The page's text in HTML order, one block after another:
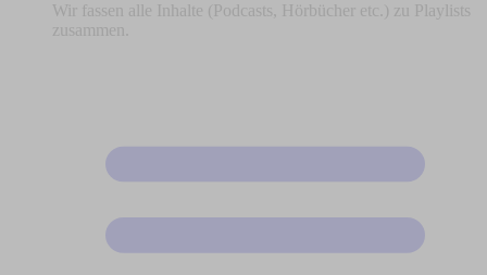
Wir fassen alle Inhalte (Podcasts, Hörbücher etc.) zu Playlists
zusammen.